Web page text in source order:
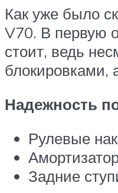
Как уже было
V70. В первую
стоит, ведь
блокировками,
Надежность
Рулевые
Задние